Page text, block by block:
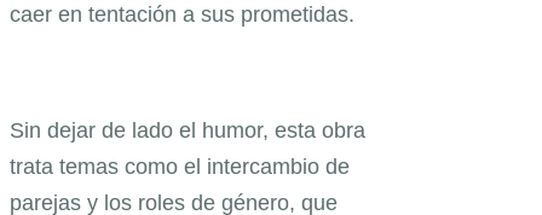
caer en tentación a sus prometidas.
Sin dejar de lado el humor, esta obra
trata temas como el intercambio de
parejas y los roles de género, que